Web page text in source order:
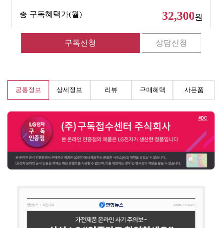
총 구독혜택가(월) 32,300원
공통정보 상세정보 리뷰 구매혜택 사은품